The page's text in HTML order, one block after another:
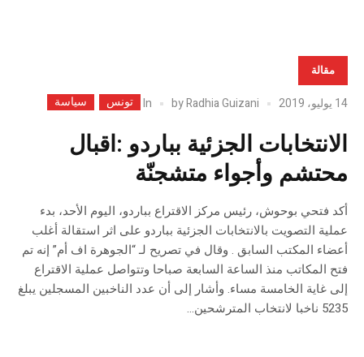
مقالة
14 يوليو، 2019 byRadhia Guizani
In تونس سياسة
الانتخابات الجزئية بباردو :اقبال
محتشم وأجواء متشجنّة
أكد فتحي بوحوش، رئيس مركز الاقتراع بباردو، اليوم الأحد، بدء
عملية التصويت بالانتخابات الجزئية بباردو على اثر استقالة أغلب
أعضاء المكتب السابق . وقال في تصريح لـ “الجوهرة اف أم” إنه تم
فتح المكاتب منذ الساعة السابعة صباحا وتتواصل عملية الاقتراع
إلى غاية الخامسة مساء. وأشار إلى أن عدد الناخبين المسجلين يبلغ
5235 ناخبا لانتخاب المترشحين...